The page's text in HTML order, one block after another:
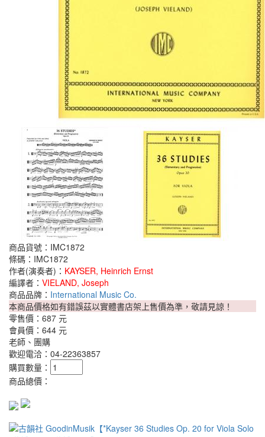
商品貨號：IMC1872
條碼：IMC1872
作者(演奏者)： KAYSER, Heinrich Ernst
編譯者： VIELAND, Joseph
商品品牌： International Music Co.
本商品價格如有錯誤茲以實體書店架上售價為準，敬請見諒！
零售價： 687 元
會員價： 644 元
老師、團購
歡迎電洽：04-22363857
購買數量：
商品總價：